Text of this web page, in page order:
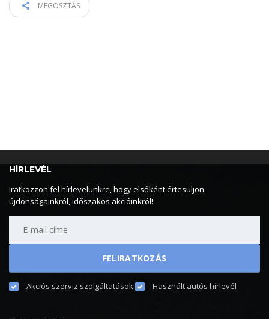
MEGOSZTÁS
HÍRLEVÉL
Iratkozzon fel hírlevelünkre, hogy elsőként értesüljön
újdonságainkról, időszakos akcióinkról!
Akciós szerviz szolgáltatások Használt autós hírlevél